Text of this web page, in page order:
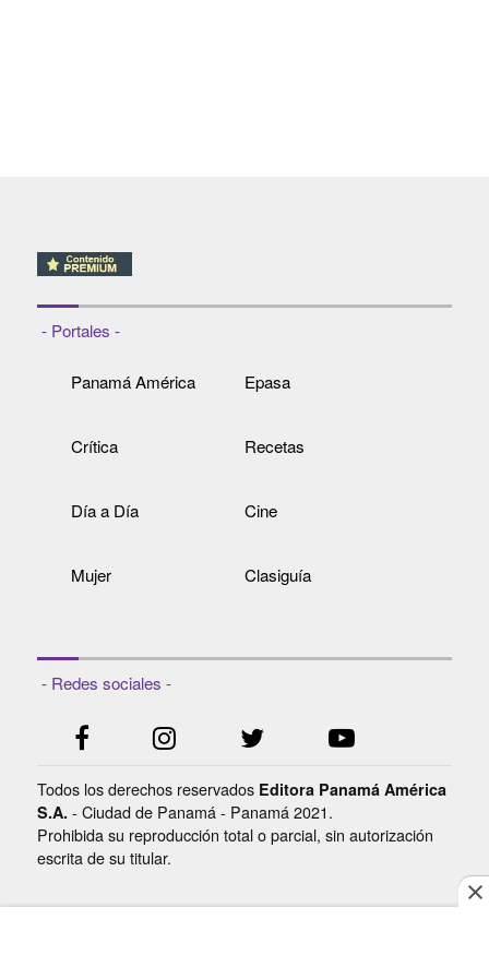
- Portales -
Panamá América Epasa
Crítica Recetas
Día a Día Cine
Mujer Clasiguía
- Redes sociales -
Todos los derechos reservados Editora Panamá América
S.A. - Ciudad de Panamá - Panamá 2021.
Prohibida su reproducción total o parcial, sin autorización
escrita de su titular.